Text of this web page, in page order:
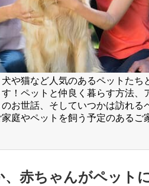
や猫など人気のあるペットたち
！ペットと仲良く暮らす方法、
お世話、そしていつかは訪れる
庭やペットを飼う予定のあるご
、赤ちゃんがペット